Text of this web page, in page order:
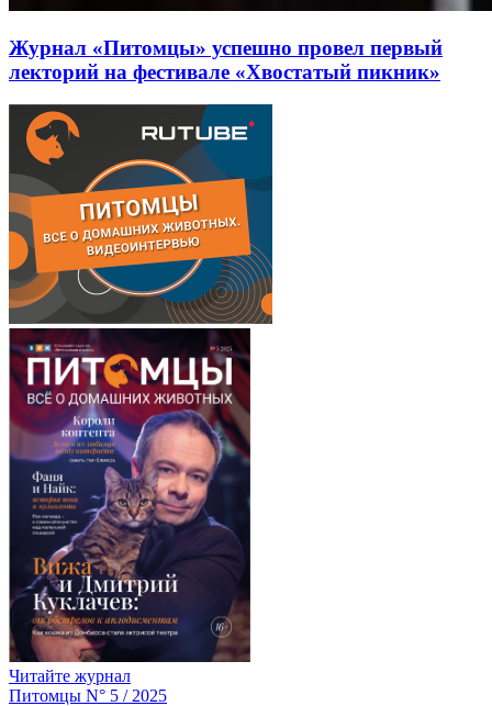
Журнал «Питомцы» успешно провел первый
лекторий на фестивале «Хвостатый пикник»
Читайте журнал
Питомцы N° 5 / 2025